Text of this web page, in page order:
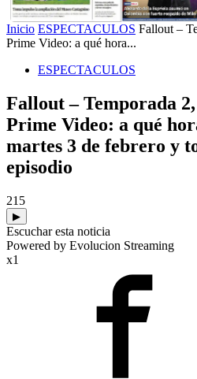
Inicio ESPECTACULOS Fallout –
Prime Video: a qué hora...
ESPECTACULOS
Fallout – Temporada
Prime Video: a qué
martes 3 de febrero y
episodio
215
▶
Escuchar esta noticia
Powered by Evolucion Streaming
x1